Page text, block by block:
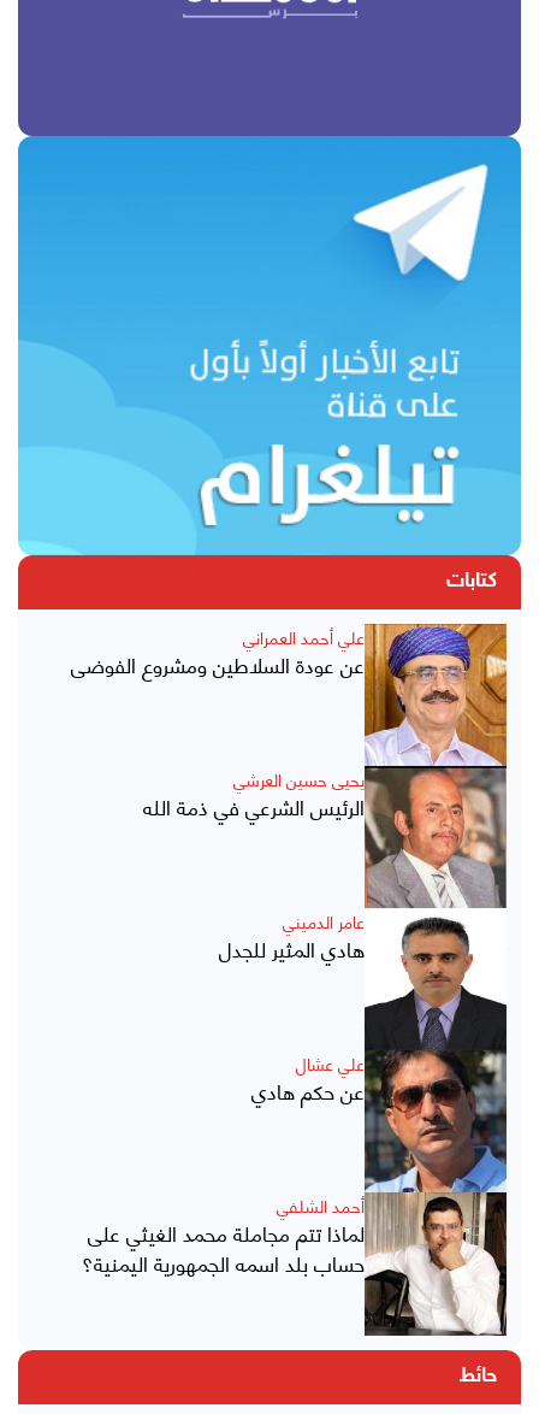
كتابات
علي أحمد العمراني
عن عودة السلاطين ومشروع الفوضى
يحيى حسين العرشي
الرئيس الشرعي في ذمة الله
عامر الدميني
هادي المثير للجدل
علي عشال
عن حكم هادي
أحمد الشلفي
لماذا تتم مجاملة محمد الغيثي على
حساب بلد اسمه الجمهورية اليمنية؟
حائط